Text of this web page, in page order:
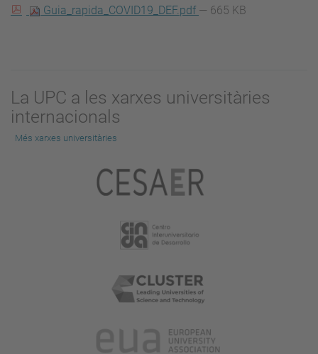
Guia_rapida_COVID19_DEF.pdf — 665 KB
La UPC a les xarxes universitàries
internacionals
Més xarxes universitàries